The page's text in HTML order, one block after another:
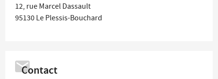
12, rue Marcel Dassault
95130 Le Plessis-Bouchard
Contact